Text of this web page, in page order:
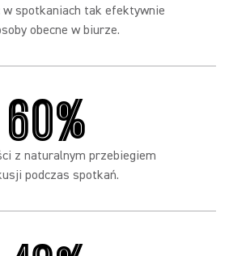
spotkaniach tak efektywnie
obecne w biurze.
60%
z naturalnym przebiegiem
podczas spotkań.